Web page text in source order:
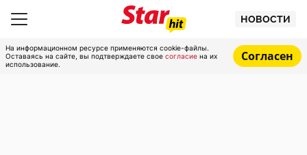
НОВОСТИ
На информационном ресурсе применяются cookie-файлы.
Оставаясь на сайте, вы подтверждаете свое согласие на их
использование.
Согласен